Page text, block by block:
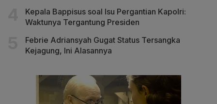
Kepala Bappisus soal Isu Pergantian Kapolri:
Waktunya Tergantung Presiden
Febrie Adriansyah Gugat Status Tersangka
Kejagung, Ini Alasannya